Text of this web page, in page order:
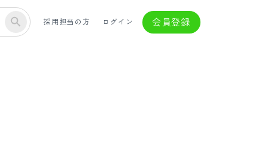
採用担当の方 ログイン 会員登録